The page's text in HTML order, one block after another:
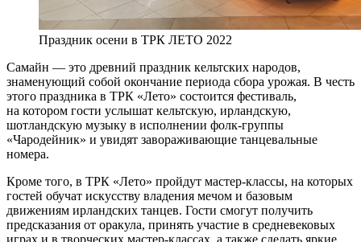
Праздник осени в ТРК ЛЕТО 2022
Самайн — это древний праздник кельтских народов,
знаменующий собой окончание периода сбора урожая. В честь
этого праздника в ТРК «Лето» состоится фестиваль,
на котором гости услышат кельтскую, ирландскую,
шотландскую музыку в исполнении фолк-группы
«Чародейник» и увидят завораживающие танцевальные
номера.
Кроме того, в ТРК «Лето» пройдут мастер-классы, на которых
гостей обучат искусству владения мечом и базовым
движениям ирландских танцев. Гости смогут получить
предсказания от оракула, принять участие в средневековых
играх и в творческих мастер-классах, а также сделать яркие